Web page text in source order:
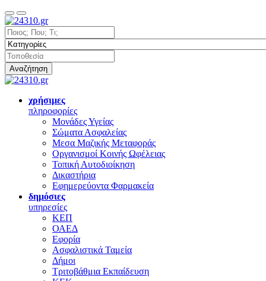
Αναζήτηση
χρήσιμες
πληροφορίες
Μονάδες Υγείας
Σώματα Ασφαλείας
Μεσα Μαζικής Μεταφοράς
Οργανισμοί Κοινής Ωφέλειας
Τοπική Αυτοδιοίκηση
Δικαστήρια
Εφημερεύοντα Φαρμακεία
δημόσιες
υπηρεσίες
ΚΕΠ
ΟΑΕΔ
Εφορία
Ασφαλιστικά Ταμεία
Δήμοι
Τριτοβάθμια Εκπαίδευση